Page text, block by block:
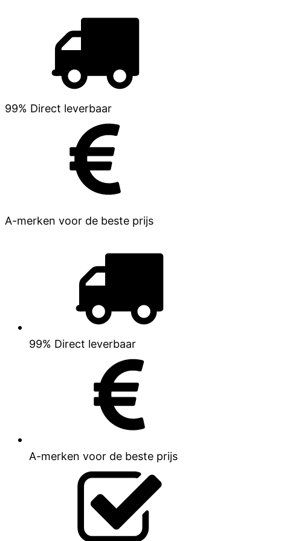
99% Direct leverbaar
A-merken voor de beste prijs
99% Direct leverbaar
A-merken voor de beste prijs